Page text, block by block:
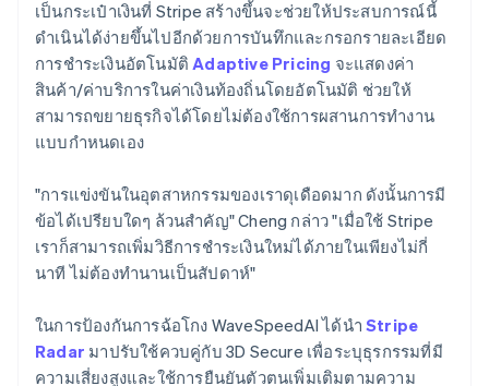
เป็นกระเป๋าเงินที่ Stripe สร้างขึ้นจะช่วยให้ประสบการณ์นี้
ดำเนินได้ง่ายขึ้นไปอีกด้วยการบันทึกและกรอกรายละเอียด
การชำระเงินอัตโนมัติ Adaptive Pricing จะแสดงค่า
สินค้า/ค่าบริการในค่าเงินท้องถิ่นโดยอัตโนมัติ ช่วยให้
สามารถขยายธุรกิจได้โดยไม่ต้องใช้การผสานการทำงาน
แบบกำหนดเอง
"การแข่งขันในอุตสาหกรรมของเราดุเดือดมาก ดังนั้นการมี
ข้อได้เปรียบใดๆ ล้วนสำคัญ" Cheng กล่าว "เมื่อใช้ Stripe
เราก็สามารถเพิ่มวิธีการชำระเงินใหม่ได้ภายในเพียงไม่กี่
นาที ไม่ต้องทำนานเป็นสัปดาห์"
ในการป้องกันการฉ้อโกง WaveSpeedAI ได้นำStripe
Radar มาปรับใช้ควบคู่กับ 3D Secure เพื่อระบุธุรกรรมที่มี
ความเสี่ยงสูงและใช้การยืนยันตัวตนเพิ่มเติมตามความ